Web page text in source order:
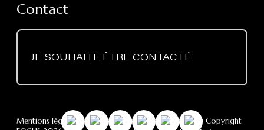
Contact
JE SOUHAITE ÊTRE CONTACTÉ
Mentions légales-RGPD - Politique des cookies- © Copyright